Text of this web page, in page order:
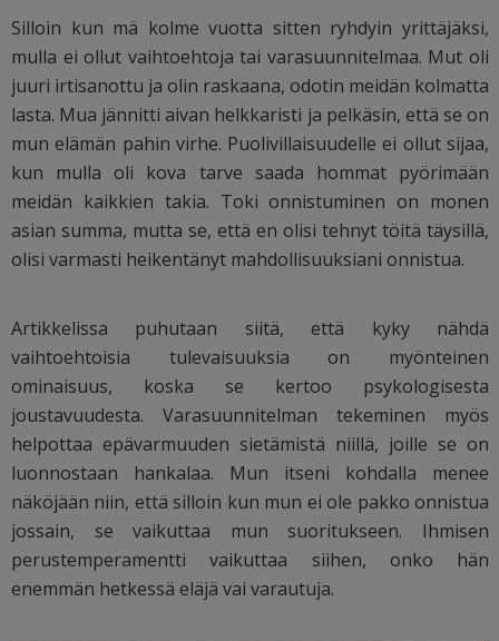
Silloin kun mä kolme vuotta sitten ryhdyin yrittäjäksi,
mulla ei ollut vaihtoehtoja tai varasuunnitelmaa. Mut oli
juuri irtisanottu ja olin raskaana, odotin meidän kolmatta
lasta. Mua jännitti aivan helkkaristi ja pelkäsin, että se on
mun elämän pahin virhe. Puolivillaisuudelle ei ollut sijaa,
kun mulla oli kova tarve saada hommat pyörimään
meidän kaikkien takia. Toki onnistuminen on monen
asian summa, mutta se, että en olisi tehnyt töitä täysillä,
olisi varmasti heikentänyt mahdollisuuksiani onnistua.
Artikkelissa puhutaan siitä, että kyky nähdä
vaihtoehtoisia tulevaisuuksia on myönteinen
ominaisuus, koska se kertoo psykologisesta
joustavuudesta. Varasuunnitelman tekeminen myös
helpottaa epävarmuuden sietämistä niillä, joille se on
luonnostaan hankalaa. Mun itseni kohdalla menee
näköjään niin, että silloin kun mun ei ole pakko onnistua
jossain, se vaikuttaa mun suoritukseen. Ihmisen
perustemperamentti vaikuttaa siihen, onko hän
enemmän hetkessä eläjä vai varautuja.